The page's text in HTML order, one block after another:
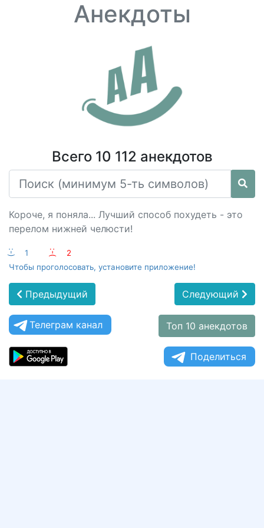
Анекдоты
Всего 10 112 анекдотов
Короче, я поняла... Лучший способ похудеть - это
перелом нижней челюсти!
:-) 1 :-(
2
Чтобы проголосовать, установите приложение!
Предыдущий Следующий
Телеграм канал Топ 10 анекдотов
Поделиться